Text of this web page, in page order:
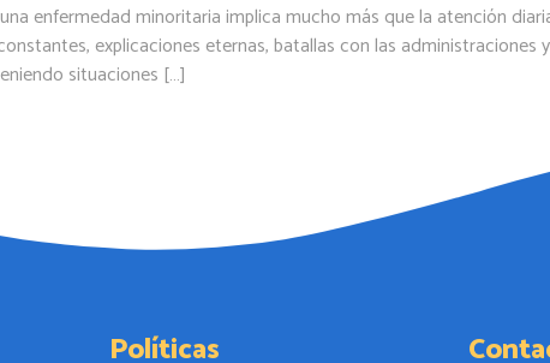
enfermedad minoritaria implica mucho más que la atención
explicaciones eternas, batallas con las administraciones
situaciones […]
Políticas